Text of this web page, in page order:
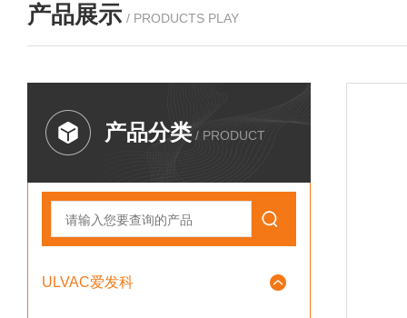
产品展示 / PRODUCTS PLAY
产品分类 / PRODUCT
ULVAC爱发科